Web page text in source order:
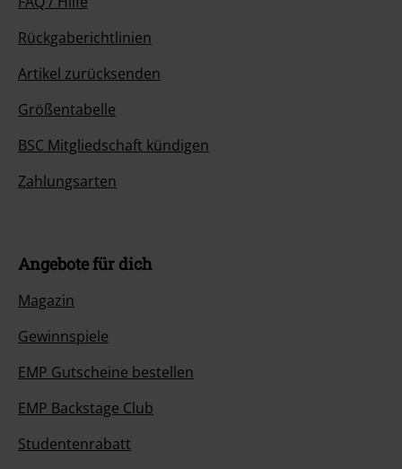
Rückgaberichtlinien
Artikel zurücksenden
Größentabelle
BSC Mitgliedschaft kündigen
Zahlungsarten
Angebote für dich
Magazin
Gewinnspiele
EMP Gutscheine bestellen
EMP Backstage Club
Studentenrabatt